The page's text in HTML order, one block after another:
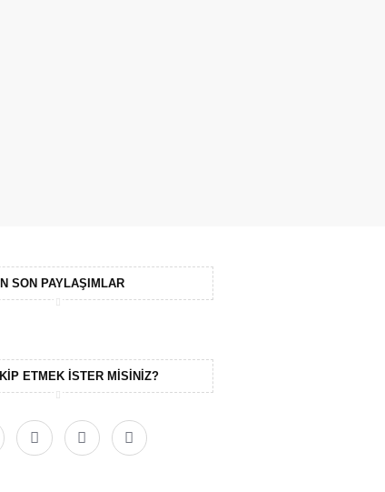
SON PAYLAŞIMLAR
ETMEK ISTER MISINIZ?